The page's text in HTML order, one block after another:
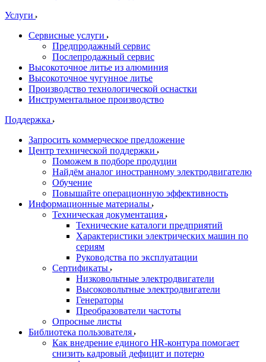
Услуги
Сервисные услуги
Предпродажный сервис
Послепродажный сервис
Высокоточное литье из алюминия
Высокоточное чугунное литье
Производство технологической оснастки
Инструментальное производство
Поддержка
Запросить коммерческое предложение
Центр технической поддержки
Поможем в подборе продуции
Найдём аналог иностранному электродвигателю
Обучение
Повышайте операционную эффективность
Информационные материалы
Техническая документация
Технические каталоги предприятий
Характеристики электрических машин по
сериям
Руководства по эксплуатации
Сертификаты
Низковольтные электродвигатели
Высоковольтные электродвигатели
Генераторы
Преобразователи частоты
Опросные листы
Библиотека пользователя
Как внедрение единого HR-контура помогает
снизить кадровый дефицит и потерю